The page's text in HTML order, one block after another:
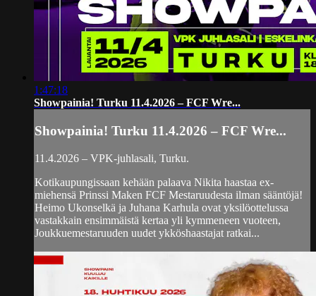
1:47:18
Showpainia! Turku 11.4.2026 – FCF Wre...
Showpainia! Turku 11.4.2026 – FCF Wre...
11.4.2026 – VPK-juhlasali, Turku.
Kotikaupungissaan kehään palaava Nikita haastaa ex-
miehensä Prinssi Maken FCF Mestaruudesta ilman sääntöjä!
Heimo Ukonselkä ja Juhana Karhula ovat yksilöottelussa
vastakkain ensimmäistä kertaa yli kymmeneen vuoteen,
Joukkuemestaruuden uudet ykköshaastajat ratkai...